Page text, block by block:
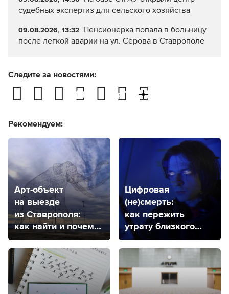
судебных экспертиз для сельского хозяйства
09.08.2026, 13:32 Пенсионерка попала в больницу
после легкой аварии на ул. Серова в Ставрополе
Следите за новостями:
Рекомендуем:
Арт-объект
на выезде
из Ставрополя:
как найти и почему
снова слон?
Цифровая
(не)смерть:
как пережить
утрату близкого
человека
нестандартным
способом